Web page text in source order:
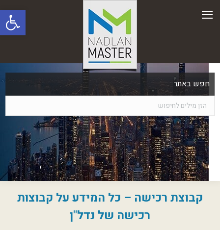
פתח
חפש באתר
קבוצת רכישה – כל המידע על קבוצות
רכישה של נדל"ן